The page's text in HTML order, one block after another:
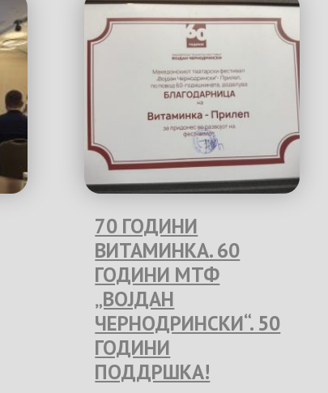
70 ГОДИНИ
ВИТАМИНКА. 60
ГОДИНИ МТФ
„ВОЈДАН
ЧЕРНОДРИНСКИ“. 50
ГОДИНИ
ПОДДРШКА!